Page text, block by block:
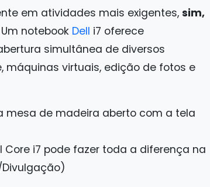
em atividades mais exigentes, sim,
Um notebook Dell i7 oferece
simultânea de diversos
máquinas virtuais, edição de fotos e
i7 pode fazer toda a diferença na